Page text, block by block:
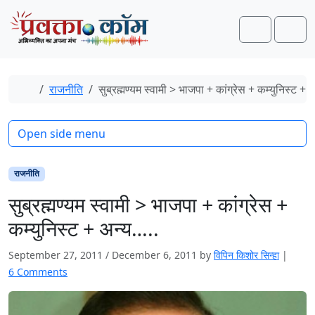
Skip to content
Skip to footer
Search
Home
राजनीति सुब्रह्मण्यम स्वामी > भाजपा + कांग्रेस + कम्युनिस्ट +
राजनीति
सुब्रह्मण्यम स्वामी > भाजपा + कांग्रेस +
कम्युनिस्ट + अन्य…..
September 27, 2011 / December 6, 2011 by विपिन किशोर सिन्हा |
6 Comments
Open side menu